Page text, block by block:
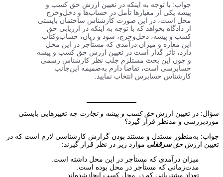
جواب: با توجه به اینکه در تعیین ارزش حق کسب و
پیشه یکی از معیارها تأمل در حساب‌ها و دخل‌وخرج
محل است، در این صورت کارشناس ساختمان بایستی
از دادگاه بخواهد که با توجه به اینکه در ارزیابی حق
کسب و پیشه، دخل‌وخرج، سود و زیان، حساب‌وکتاب
این مغازه و میزان درآمدی که مستأجر در این محل
دارد، تأثر گذار است در تعیین ارزش حق کسب و پیشه
و چون این بحث مستلزم جلب نظر کارشناس رسمی
حسابرسی است، تقاضا دارم به‌ضمیمه این‌جانب
کارشناس حسابرس انتخاب نمایید.
سؤال: در تعیین ارزشحق کسب و پیشه و تجارت چه تغییرهایی بایستی
موردبررسی و مدنظر قرار گیرد؟
جواب: به‌منظور مستدل و مستند بودن گزارش کارشناسی لازم است که در
تعیین ارزشحقسرقفلی موارد زیر در نظر قرار گیرند:
میزان درآمدی که مستأجر در این محل داشته است.
مدت‌زمانی که مستأجر در محل بوده است.
تعداد مشتریانی که در محل کسب ایجادشده‌اند.